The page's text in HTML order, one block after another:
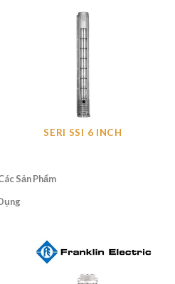
SERI SSI 6 INCH
Sản Phẩm